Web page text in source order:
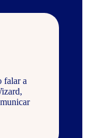
falar a